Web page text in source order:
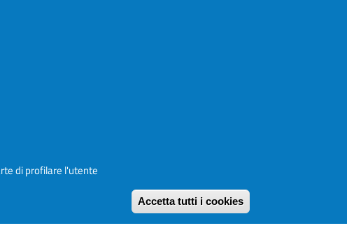
di profilare l'utente
Accetta tutti i cookies